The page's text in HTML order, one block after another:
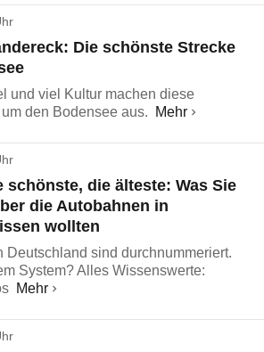
Die schönste Strecke
und viel Kultur machen diese
den Bodensee aus.
Mehr
schönste, die älteste: Was Sie
die Autobahnen in
wollten
Deutschland sind durchnummeriert.
System? Alles Wissenswerte:
Mehr